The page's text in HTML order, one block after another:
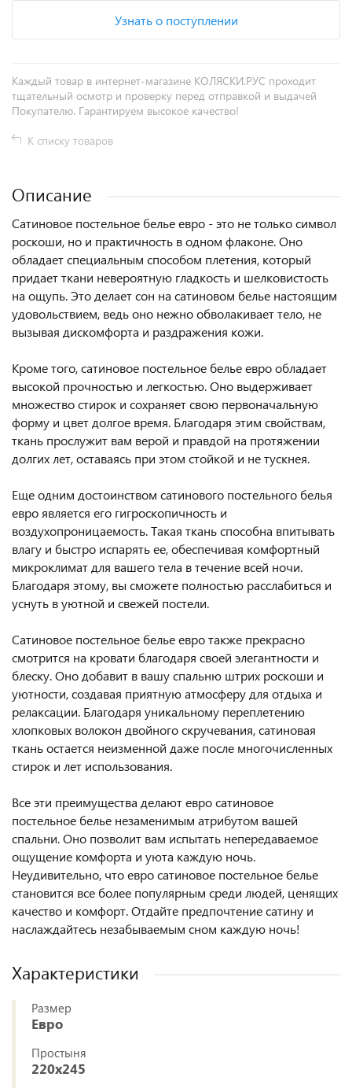
Узнать о поступлении
Каждый товар в интернет-магазине КОЛЯСКИ.РУС проходит
тщательный осмотр и проверку перед отправкой и выдачей
Покупателю. Гарантируем высокое качество!
К списку товаров
Описание
Сатиновое постельное белье евро - это не только символ
роскоши, но и практичность в одном флаконе. Оно
обладает специальным способом плетения, который
придает ткани невероятную гладкость и шелковистость
на ощупь. Это делает сон на сатиновом белье настоящим
удовольствием, ведь оно нежно обволакивает тело, не
вызывая дискомфорта и раздражения кожи.
Кроме того, сатиновое постельное белье евро обладает
высокой прочностью и легкостью. Оно выдерживает
множество стирок и сохраняет свою первоначальную
форму и цвет долгое время. Благодаря этим свойствам,
ткань прослужит вам верой и правдой на протяжении
долгих лет, оставаясь при этом стойкой и не тускнея.
Еще одним достоинством сатинового постельного белья
евро является его гигроскопичность и
воздухопроницаемость. Такая ткань способна впитывать
влагу и быстро испарять ее, обеспечивая комфортный
микроклимат для вашего тела в течение всей ночи.
Благодаря этому, вы сможете полностью расслабиться и
уснуть в уютной и свежей постели.
Сатиновое постельное белье евро также прекрасно
смотрится на кровати благодаря своей элегантности и
блеску. Оно добавит в вашу спальню штрих роскоши и
уютности, создавая приятную атмосферу для отдыха и
релаксации. Благодаря уникальному переплетению
хлопковых волокон двойного скручевания, сатиновая
ткань остается неизменной даже после многочисленных
стирок и лет использования.
Все эти преимущества делают евро сатиновое
постельное белье незаменимым атрибутом вашей
спальни. Оно позволит вам испытать непередаваемое
ощущение комфорта и уюта каждую ночь.
Неудивительно, что евро сатиновое постельное белье
становится все более популярным среди людей, ценящих
качество и комфорт. Отдайте предпочтение сатину и
наслаждайтесь незабываемым сном каждую ночь!
Характеристики
Размер
Евро
Простыня
220x245